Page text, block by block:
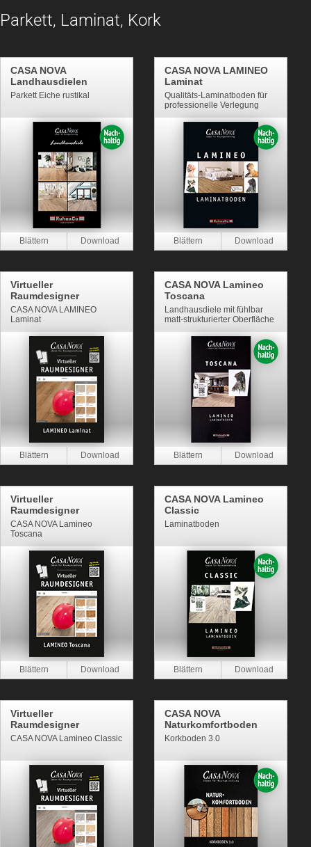
Parkett, Laminat, Kork
CASA NOVA
Landhausdielen
Parkett Eiche rustikal
CASA NOVA LAMINEO
Laminat
Qualitäts-Laminatboden für
professionelle Verlegung
Virtueller
Raumdesigner
CASA NOVA LAMINEO
Laminat
CASA NOVA Lamineo
Toscana
Landhausdiele mit fühlbar
matt-strukturierter Oberfläche
Virtueller
Raumdesigner
CASA NOVA Lamineo
Toscana
CASA NOVA Lamineo
Classic
Laminatboden
Virtueller
Raumdesigner
CASA NOVA Lamineo Classic
CASA NOVA
Naturkomfortboden
Korkboden 3.0